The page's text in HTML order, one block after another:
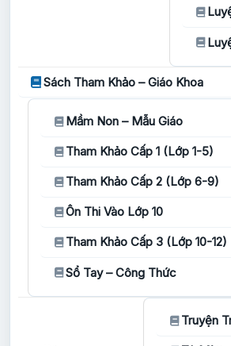
Sách Tham Khảo – Giáo Khoa
Mầm Non – Mẫu Giáo
Tham Khảo Cấp 1 (Lớp 1-5)
Tham Khảo Cấp 2 (Lớp 6-9)
Ôn Thi Vào Lớp 10
Tham Khảo Cấp 3 (Lớp 10-12)
Sổ Tay – Công Thức
Truyện